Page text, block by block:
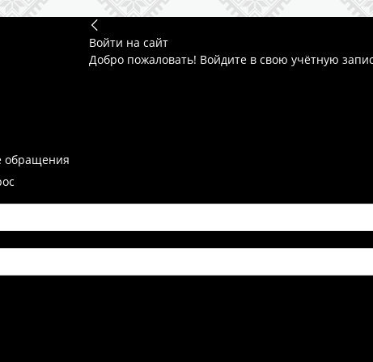
обращения
Войти на сайт
Добро пожаловать! Войдите в свою учётную